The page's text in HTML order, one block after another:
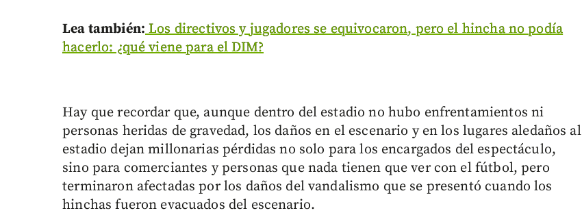
Lea también:Los directivos y jugadores se equivocaron, pero el hincha no podía
hacerlo: ¿qué viene para el DIM?
Hay que recordar que, aunque dentro del estadio no hubo enfrentamientos ni
personas heridas de gravedad, los daños en el escenario y en los lugares aledaños al
estadio dejan millonarias pérdidas no solo para los encargados del espectáculo,
sino para comerciantes y personas que nada tienen que ver con el fútbol, pero
terminaron afectadas por los daños del vandalismo que se presentó cuando los
hinchas fueron evacuados del escenario.